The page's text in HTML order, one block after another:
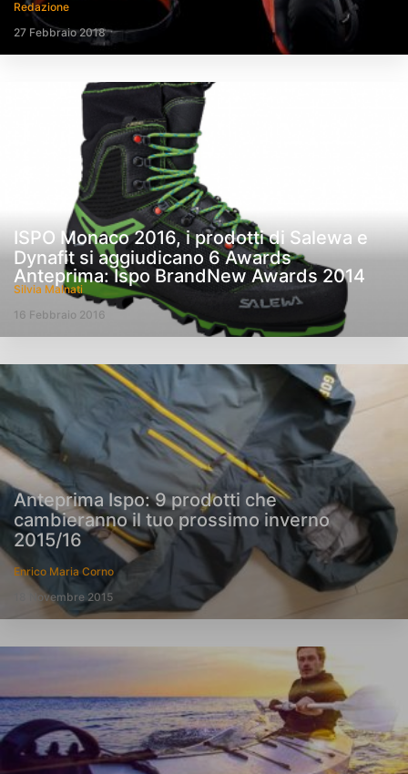
Redazione
27 Febbraio 2018
ISPO Monaco 2016, i prodotti di Salewa e
Dynafit si aggiudicano 6 Awards
Silvia Malnati
16 Febbraio 2016
Anteprima Ispo: 9 prodotti che
cambieranno il tuo prossimo inverno
2015/16
Enrico Maria Corno
18 Novembre 2015
Anteprima: Ispo BrandNew Awards 2014